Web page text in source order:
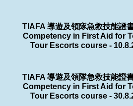
TIAFA 導遊及領隊急救技能證
Competency in First Aid for
Tour Escorts course -
TIAFA 導遊及領隊急救技能證
Competency in First Aid for
Tour Escorts course -